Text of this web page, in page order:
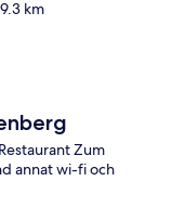
km
Zum
annat wi-fi och